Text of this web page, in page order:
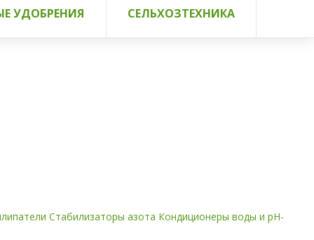
УДОБРЕНИЯ СЕЛЬХОЗТЕХНИКА
Стабилизаторы азота Кондиционеры воды и pH-